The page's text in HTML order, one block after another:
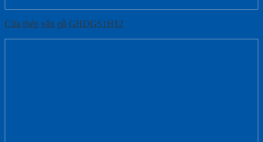
Cửa thép vân gỗ GHDGS1H12